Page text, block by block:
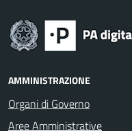
AMMINISTRAZIONE
Organi di Governo
Aree Amministrative